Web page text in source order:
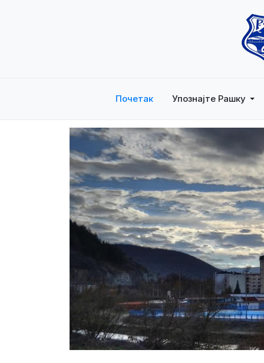
Почетак Упознајте Рашку